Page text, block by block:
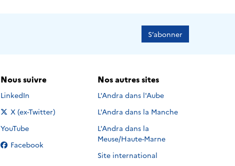
S’abonner
Nous suivre
Nous suivre sur
LinkedIn
Nous suivre sur
X (ex-Twitter)
Nous suivre sur
YouTube
Nous suivre sur
Facebook
Nos autres sites
L'Andra dans l'Aube
L'Andra dans la Manche
L'Andra dans la
Meuse/Haute-Marne
Site international